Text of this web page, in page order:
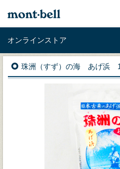
オンラインストア
珠洲（すず）の海 あげ浜